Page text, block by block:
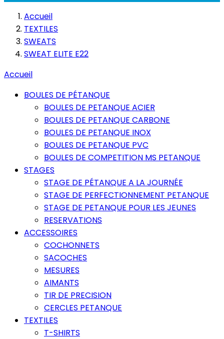
Accueil
TEXTILES
SWEATS
SWEAT ELITE E22
Accueil
BOULES DE PÉTANQUE
BOULES DE PETANQUE ACIER
BOULES DE PETANQUE CARBONE
BOULES DE PETANQUE INOX
BOULES DE PETANQUE PVC
BOULES DE COMPETITION MS PETANQUE
STAGES
STAGE DE PÉTANQUE A LA JOURNÉE
STAGE DE PERFECTIONNEMENT PETANQUE
STAGE DE PETANQUE POUR LES JEUNES
RESERVATIONS
ACCESSOIRES
COCHONNETS
SACOCHES
MESURES
AIMANTS
TIR DE PRECISION
CERCLES PETANQUE
TEXTILES
T-SHIRTS